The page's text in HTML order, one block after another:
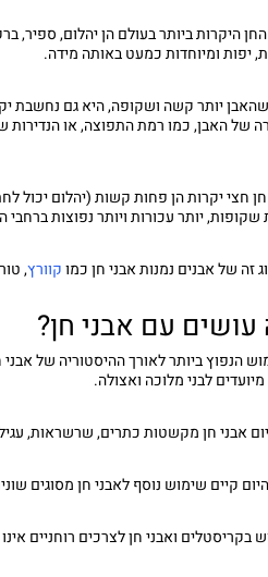
החן היקרות ביותר בעולם הן יהלום,
יפות ומיוחדות כמעט באותה מידה.
יותר קשה ושקופה, היא גם נחשבת
של האבן, כמו רמת התפוצה, או
חן חצי יקרות הן פחות קשות (יהלום יכול
שקופות, יותר עכורות ויותר נפוצות ברחבי
זה של אבנים נמנות אבני חן כמוקוורץ,
עם אבני חן?
הנפוץ ביותר לאורך ההיסטוריה של
לבני מלוכה ואצולה.
אבני חן מקשטות כתרים, שרשראות,
קיים שימוש נוסף לאבני חן מסוגים
בקריסטלים ואבני חן לצרכים רוחניים